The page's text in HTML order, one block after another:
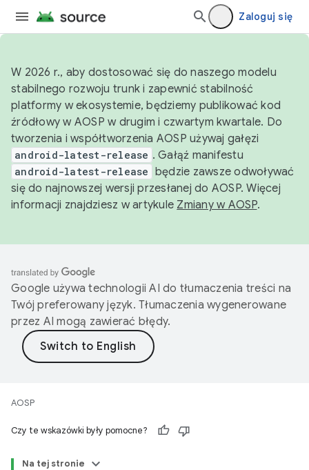
Zaloguj się
W 2026 r., aby dostosować się do naszego modelu
stabilnego rozwoju trunk i zapewnić stabilność
platformy w ekosystemie, będziemy publikować kod
źródłowy w AOSP w drugim i czwartym kwartale. Do
tworzenia i współtworzenia AOSP używaj gałęzi
android-latest-release . Gałąź manifestu
android-latest-release będzie zawsze odwoływać
się do najnowszej wersji przesłanej do AOSP. Więcej
informacji znajdziesz w artykule Zmiany w AOSP.
Google używa technologii AI do tłumaczenia treści na
Twój preferowany język. Tłumaczenia wygenerowane
przez AI mogą zawierać błędy.
AOSP
Czy te wskazówki były pomocne?
Na tej stronie